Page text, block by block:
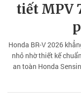
tiết MPV
Honda BR-V 2026
nhỏ nhờ thiết kế
an toàn Honda